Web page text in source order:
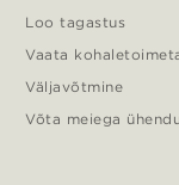
Loo tagastus
Vaata
Väljavõtmine
Võta meiega